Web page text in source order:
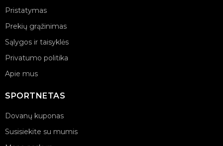
Pristatymas
Prekių grąžinimas
Sąlygos ir taisyklės
Privatumo politika
Apie mus
SPORTNETAS
Dovanų kuponas
Susisiekite su mumis